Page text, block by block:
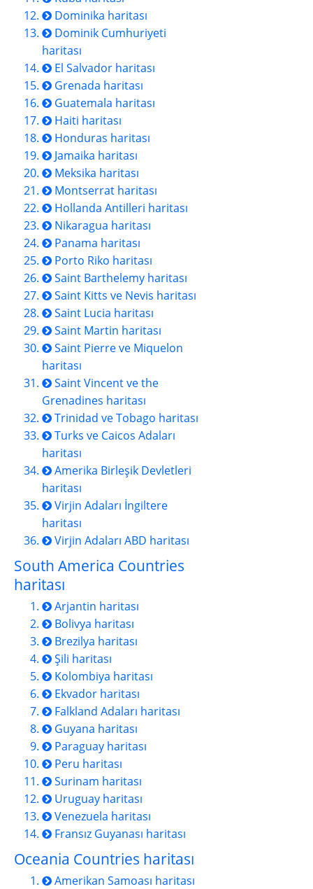
Dominika haritası
Dominik Cumhuriyeti
haritası
El Salvador haritası
Grenada haritası
Guatemala haritası
Haiti haritası
Honduras haritası
Jamaika haritası
Meksika haritası
Montserrat haritası
Hollanda Antilleri haritası
Nikaragua haritası
Panama haritası
Porto Riko haritası
Saint Barthelemy haritası
Saint Kitts ve Nevis haritası
Saint Lucia haritası
Saint Martin haritası
Saint Pierre ve Miquelon
haritası
Saint Vincent ve the
Grenadines haritası
Trinidad ve Tobago haritası
Turks ve Caicos Adaları
haritası
Amerika Birleşik Devletleri
haritası
Virjin Adaları İngiltere
haritası
Virjin Adaları ABD haritası
South America Countries
haritası
Arjantin haritası
Bolivya haritası
Brezilya haritası
Şili haritası
Kolombiya haritası
Ekvador haritası
Falkland Adaları haritası
Guyana haritası
Paraguay haritası
Peru haritası
Surinam haritası
Uruguay haritası
Venezuela haritası
Fransız Guyanası haritası
Oceania Countries haritası
Amerikan Samoası haritası